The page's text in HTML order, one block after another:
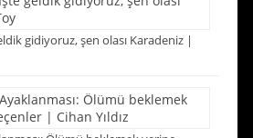
gidiyoruz, şen olası Karadeniz |